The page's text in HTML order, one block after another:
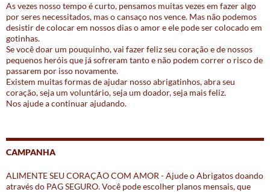
As vezes nosso tempo é curto, pensamos muitas vezes em fazer algo
por seres necessitados, mas o cansaço nos vence. Mas não podemos
desistir de colocar em nossos dias o amor e ele pode ser colocado em
gotinhas.
Se você doar um pouquinho, vai fazer feliz seu coração e de nossos
pequenos heróis que já sofreram tanto e não podem correr o risco de
passarem por isso novamente.
Existem muitas formas de ajudar nosso abrigatinhos, abra seu
coração, seja um voluntário, seja um doador, seja mais feliz.
Nos ajude a continuar ajudando.
CAMPANHA
ALIMENTE SEU CORAÇÃO COM AMOR - Ajude o Abrigatos doando
através do PAG SEGURO. Você pode escolher planos mensais, que